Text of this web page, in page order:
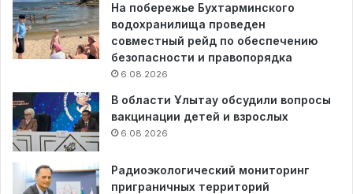
На побережье Бухтарминского
водохранилища проведен
совместный рейд по обеспечению
безопасности и правопорядка
6.08.2026
В области Ұлытау обсудили вопросы
вакцинации детей и взрослых
6.08.2026
Радиоэкологический мониторинг
приграничных территорий